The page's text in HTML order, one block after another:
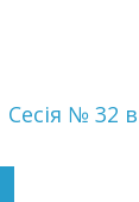
Сесія № 32